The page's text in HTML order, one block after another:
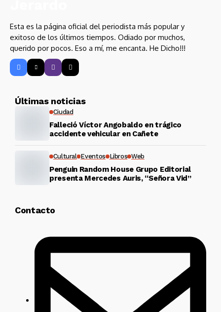
Esta es la página oficial del periodista más popular y
exitoso de los últimos tiempos. Odiado por muchos,
querido por pocos. Eso a mí, me encanta. He Dicho!!!
Últimas noticias
Ciudad
Falleció Víctor Angobaldo en trágico
accidente vehicular en Cañete
Cultural Eventos Libros Web
Penguin Random House Grupo Editorial
presenta Mercedes Auris, “Señora Vid”
Contacto